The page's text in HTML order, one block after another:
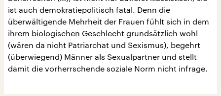
ist auch demokratiepolitisch fatal. Denn die
überwältigende Mehrheit der Frauen fühlt sich in dem
ihrem biologischen Geschlecht grundsätzlich wohl
(wären da nicht Patriarchat und Sexismus), begehrt
(überwiegend) Männer als Sexualpartner und stellt
damit die vorherrschende soziale Norm nicht infrage.